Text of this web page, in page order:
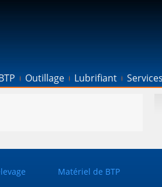
Outillage Lubrifiant Services
Matériel de BTP